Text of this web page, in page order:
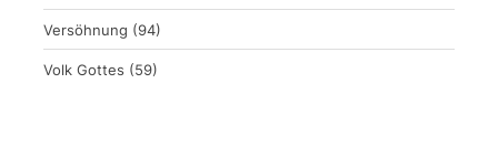
Versöhnung (94)
Volk Gottes (59)